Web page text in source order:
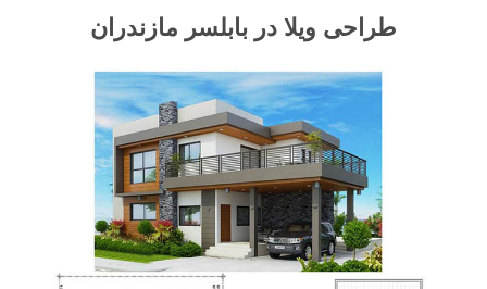
طراحی ویلا در بابلسر مازندران